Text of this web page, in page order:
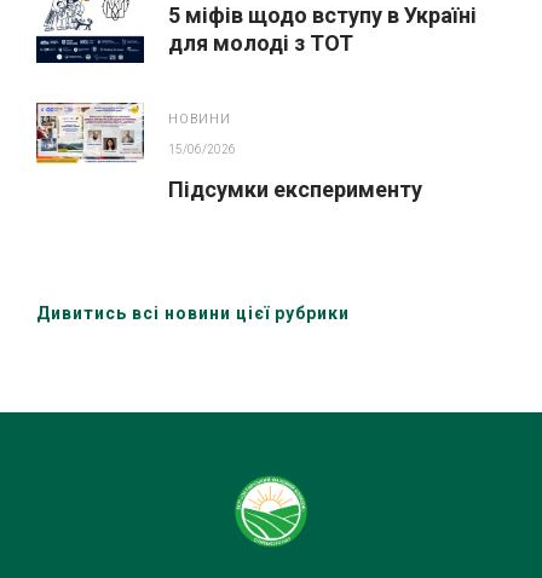
5 міфів щодо вступу в Україні
для молоді з ТОТ
НОВИНИ
15/06/2026
Підсумки експерименту
Дивитись всі новини цієї рубрики